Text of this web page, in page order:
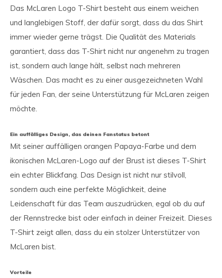
Das McLaren Logo T-Shirt besteht aus einem weichen
und langlebigen Stoff, der dafür sorgt, dass du das Shirt
immer wieder gerne trägst. Die Qualität des Materials
garantiert, dass das T-Shirt nicht nur angenehm zu tragen
ist, sondern auch lange hält, selbst nach mehreren
Wäschen. Das macht es zu einer ausgezeichneten Wahl
für jeden Fan, der seine Unterstützung für McLaren zeigen
möchte.
Ein auffälliges Design, das deinen Fanstatus betont
Mit seiner auffälligen orangen Papaya-Farbe und dem
ikonischen McLaren-Logo auf der Brust ist dieses T-Shirt
ein echter Blickfang. Das Design ist nicht nur stilvoll,
sondern auch eine perfekte Möglichkeit, deine
Leidenschaft für das Team auszudrücken, egal ob du auf
der Rennstrecke bist oder einfach in deiner Freizeit. Dieses
T-Shirt zeigt allen, dass du ein stolzer Unterstützer von
McLaren bist.
Vorteile